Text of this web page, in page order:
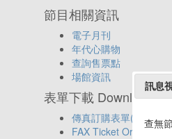
節目相關資訊
電子月刊
年代心購物
查詢售票點
場館資訊
表單下載 Download
傳真訂購表單(中文)
FAX Ticket Order
訊息
查無